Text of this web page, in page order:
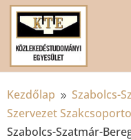
Kezdőlap 9 Szabolcs-
Szervezet
Szabolcs-Szatmár-